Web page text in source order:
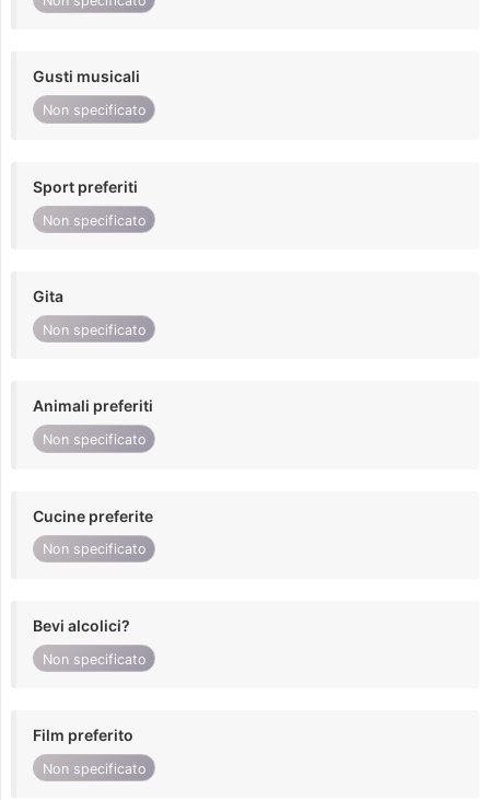
Gusti musicali
Non specificato
Sport preferiti
Non specificato
Gita
Non specificato
Animali preferiti
Non specificato
Cucine preferite
Non specificato
Bevi alcolici?
Non specificato
Film preferito
Non specificato